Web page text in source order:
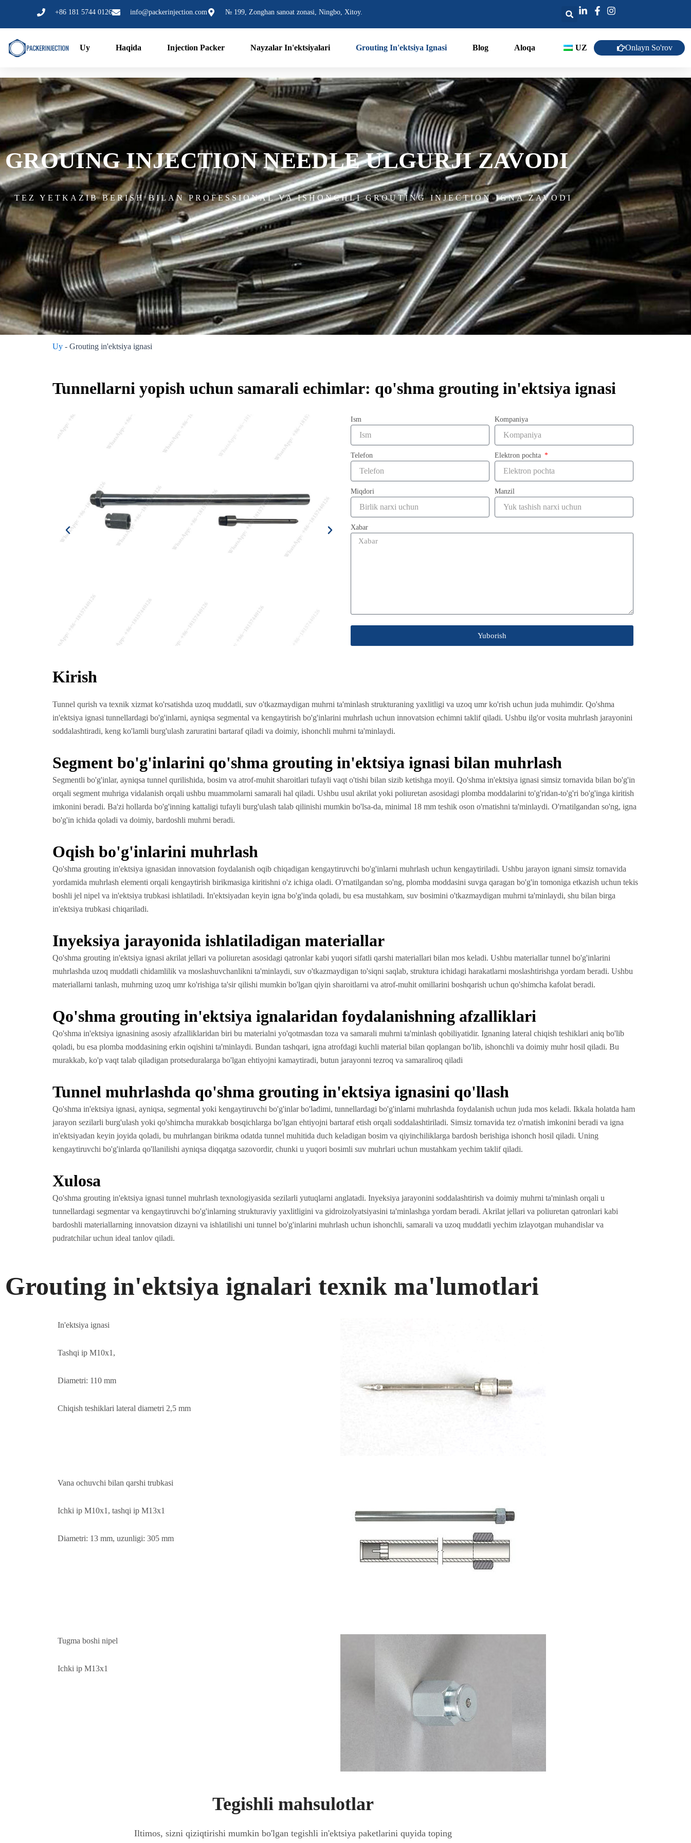
+86 181 5744 0126 info@packerinjection.com № 199, Zonghan sanoat zonasi, Ningbo, Xitoy.
Uy Haqida Injection Packer Nayzalar In'ektsiyalari Grouting In'ektsiya Ignasi Blog Aloqa UZ Onlayn So'rov
GROUING INJECTION NEEDLE ULGURJI ZAVODI
TEZ YETKAZIB BERISH BILAN PROFESSIONAL VA ISHONCHLI GROUTING INJECTION IGNA ZAVODI
Uy - Grouting in'ektsiya ignasi
Tunnellarni yopish uchun samarali echimlar: qo'shma grouting in'ektsiya ignasi
Ism Kompaniya
Telefon Elektron pochta
Miqdori Manzil
Xabar
Yuborish
Kirish
Tunnel qurish va texnik xizmat ko'rsatishda uzoq muddatli, suv o'tkazmaydigan muhrni ta'minlash strukturaning yaxlitligi va uzoq umr ko'rish uchun juda muhimdir. Qo'shma
in'ektsiya ignasi tunnellardagi bo'g'inlarni, ayniqsa segmental va kengaytirish bo'g'inlarini muhrlash uchun innovatsion echimni taklif qiladi. Ushbu ilg'or vosita muhrlash jarayonini
soddalashtiradi, keng ko'lamli burg'ulash zaruratini bartaraf qiladi va doimiy, ishonchli muhrni ta'minlaydi.
Segment bo'g'inlarini qo'shma grouting in'ektsiya ignasi bilan muhrlash
Segmentli bo'g'inlar, ayniqsa tunnel qurilishida, bosim va atrof-muhit sharoitlari tufayli vaqt o'tishi bilan sizib ketishga moyil. Qo'shma in'ektsiya ignasi simsiz tornavida bilan bo'g'in
orqali segment muhriga vidalanish orqali ushbu muammolarni samarali hal qiladi. Ushbu usul akrilat yoki poliuretan asosidagi plomba moddalarini to'g'ridan-to'g'ri bo'g'inga kiritish
imkonini beradi. Ba'zi hollarda bo'g'inning kattaligi tufayli burg'ulash talab qilinishi mumkin bo'lsa-da, minimal 18 mm teshik oson o'rnatishni ta'minlaydi. O'rnatilgandan so'ng, igna
bo'g'in ichida qoladi va doimiy, bardoshli muhrni beradi.
Oqish bo'g'inlarini muhrlash
Qo'shma grouting in'ektsiya ignasidan innovatsion foydalanish oqib chiqadigan kengaytiruvchi bo'g'inlarni muhrlash uchun kengaytiriladi. Ushbu jarayon ignani simsiz tornavida
yordamida muhrlash elementi orqali kengaytirish birikmasiga kiritishni o'z ichiga oladi. O'rnatilgandan so'ng, plomba moddasini suvga qaragan bo'g'in tomoniga etkazish uchun tekis
boshli jel nipel va in'ektsiya trubkasi ishlatiladi. In'ektsiyadan keyin igna bo'g'inda qoladi, bu esa mustahkam, suv bosimini o'tkazmaydigan muhrni ta'minlaydi, shu bilan birga
in'ektsiya trubkasi chiqariladi.
Inyeksiya jarayonida ishlatiladigan materiallar
Qo'shma grouting in'ektsiya ignasi akrilat jellari va poliuretan asosidagi qatronlar kabi yuqori sifatli qarshi materiallari bilan mos keladi. Ushbu materiallar tunnel bo'g'inlarini
muhrlashda uzoq muddatli chidamlilik va moslashuvchanlikni ta'minlaydi, suv o'tkazmaydigan to'siqni saqlab, struktura ichidagi harakatlarni moslashtirishga yordam beradi. Ushbu
materiallarni tanlash, muhrning uzoq umr ko'rishiga ta'sir qilishi mumkin bo'lgan qiyin sharoitlarni va atrof-muhit omillarini boshqarish uchun qo'shimcha kafolat beradi.
Qo'shma grouting in'ektsiya ignalaridan foydalanishning afzalliklari
Qo'shma in'ektsiya ignasining asosiy afzalliklaridan biri bu materialni yo'qotmasdan toza va samarali muhrni ta'minlash qobiliyatidir. Ignaning lateral chiqish teshiklari aniq bo'lib
qoladi, bu esa plomba moddasining erkin oqishini ta'minlaydi. Bundan tashqari, igna atrofdagi kuchli material bilan qoplangan bo'lib, ishonchli va doimiy muhr hosil qiladi. Bu
murakkab, ko'p vaqt talab qiladigan protseduralarga bo'lgan ehtiyojni kamaytiradi, butun jarayonni tezroq va samaraliroq qiladi
Tunnel muhrlashda qo'shma grouting in'ektsiya ignasini qo'llash
Qo'shma in'ektsiya ignasi, ayniqsa, segmental yoki kengaytiruvchi bo'g'inlar bo'ladimi, tunnellardagi bo'g'inlarni muhrlashda foydalanish uchun juda mos keladi. Ikkala holatda ham
jarayon sezilarli burg'ulash yoki qo'shimcha murakkab bosqichlarga bo'lgan ehtiyojni bartaraf etish orqali soddalashtiriladi. Simsiz tornavida tez o'rnatish imkonini beradi va igna
in'ektsiyadan keyin joyida qoladi, bu muhrlangan birikma odatda tunnel muhitida duch keladigan bosim va qiyinchiliklarga bardosh berishiga ishonch hosil qiladi. Uning
kengaytiruvchi bo'g'inlarda qo'llanilishi ayniqsa diqqatga sazovordir, chunki u yuqori bosimli suv muhrlari uchun mustahkam yechim taklif qiladi.
Xulosa
Qo'shma grouting in'ektsiya ignasi tunnel muhrlash texnologiyasida sezilarli yutuqlarni anglatadi. Inyeksiya jarayonini soddalashtirish va doimiy muhrni ta'minlash orqali u
tunnellardagi segmentar va kengaytiruvchi bo'g'inlarning strukturaviy yaxlitligini va gidroizolyatsiyasini ta'minlashga yordam beradi. Akrilat jellari va poliuretan qatronlari kabi
bardoshli materiallarning innovatsion dizayni va ishlatilishi uni tunnel bo'g'inlarini muhrlash uchun ishonchli, samarali va uzoq muddatli yechim izlayotgan muhandislar va
pudratchilar uchun ideal tanlov qiladi.
Grouting in'ektsiya ignalari texnik ma'lumotlari
In'ektsiya ignasi
Tashqi ip M10x1,
Diametri: 110 mm
Chiqish teshiklari lateral diametri 2,5 mm
Vana ochuvchi bilan qarshi trubkasi
Ichki ip M10x1, tashqi ip M13x1
Diametri: 13 mm, uzunligi: 305 mm
Tugma boshi nipel
Ichki ip M13x1
Tegishli mahsulotlar
Iltimos, sizni qiziqtirishi mumkin bo'lgan tegishli in'ektsiya paketlarini quyida toping